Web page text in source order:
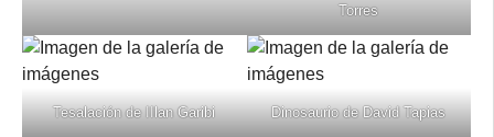
Torres
Tesalación de IIlan Garibi Dinosaurio de David Tapias